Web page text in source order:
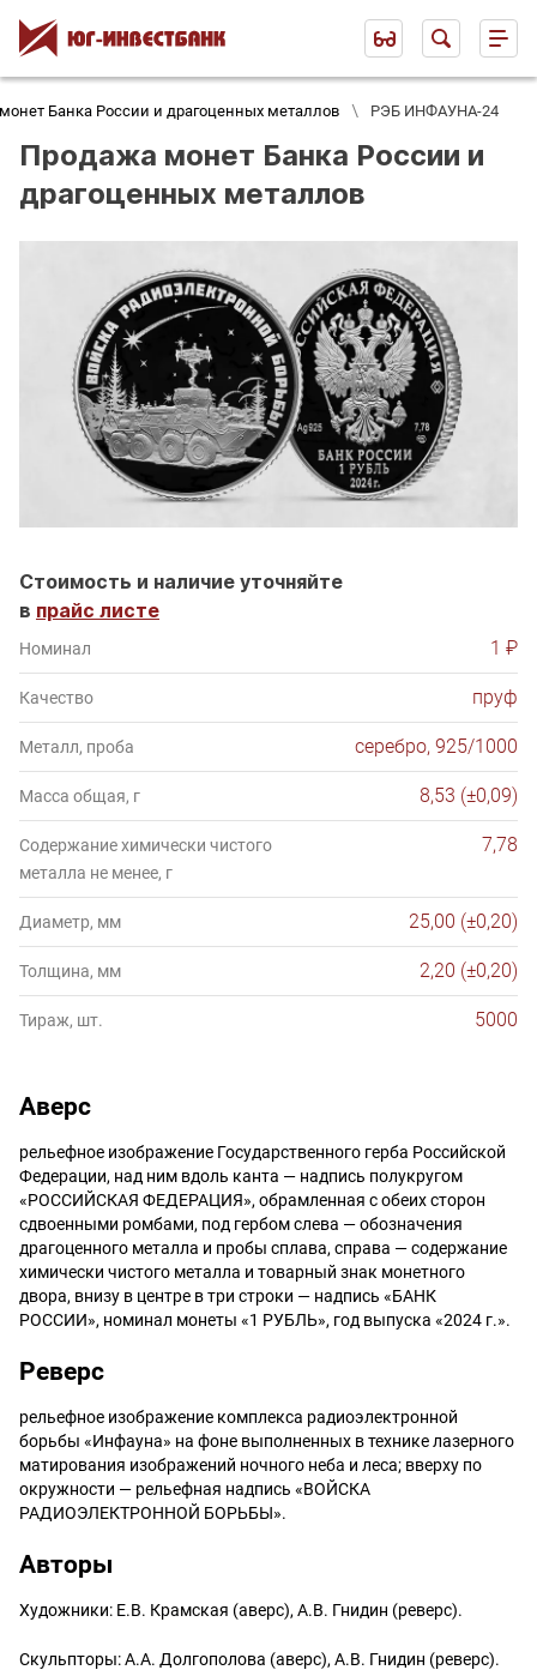
Банка России и драгоценных металлов РЭБ ИНФАУНА-24
Продажа монет Банка России и
драгоценных металлов
Стоимость и наличие уточняйте
в прайс листе
Номинал 1 ₽
Качество пруф
Металл, проба серебро, 925/1000
Масса общая, г 8,53 (±0,09)
Содержание химически чистого
металла не менее, г
7,78
Диаметр, мм 25,00 (±0,20)
Толщина, мм 2,20 (±0,20)
Тираж, шт. 5000
Аверс
рельефное изображение Государственного герба Российской
Федерации, над ним вдоль канта — надпись полукругом
«РОССИЙСКАЯ ФЕДЕРАЦИЯ», обрамленная с обеих сторон
сдвоенными ромбами, под гербом слева — обозначения
драгоценного металла и пробы сплава, справа — содержание
химически чистого металла и товарный знак монетного
двора, внизу в центре в три строки — надпись «БАНК
РОССИИ», номинал монеты «1 РУБЛЬ», год выпуска «2024 г.».
Реверс
рельефное изображение комплекса радиоэлектронной
борьбы «Инфауна» на фоне выполненных в технике лазерного
матирования изображений ночного неба и леса; вверху по
окружности — рельефная надпись «ВОЙСКА
РАДИОЭЛЕКТРОННОЙ БОРЬБЫ».
Авторы
Художники: Е.В. Крамская (аверс), А.В. Гнидин (реверс).
Скульпторы: А.А. Долгополова (аверс), А.В. Гнидин (реверс).